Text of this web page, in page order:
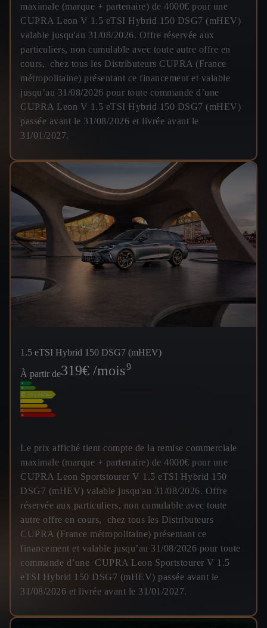
maximale (marque + partenaire) de 4000€ pour une
CUPRA Leon V 1.5 eTSI Hybrid 150 DSG7 (mHEV)
valable jusqu'au 31/08/2026. Offre réservée aux
particuliers, non cumulable avec toute autre offre en
cours, chez tous les Distributeurs CUPRA (France
métropolitaine) présentant ce financement et valable
jusqu’au 31/08/2026 pour toute commande d’une
CUPRA Leon V 1.5 eTSI Hybrid 150 DSG7 (mHEV)
passée avant le 31/08/2026 et livrée avant le
31/01/2027.
1.5 eTSI Hybrid 150 DSG7 (mHEV)
À partir de319€ /mois9
Le prix affiché tient compte de la remise commerciale
maximale (marque + partenaire) de 4000€ pour une
CUPRA Leon Sportstourer V 1.5 eTSI Hybrid 150
DSG7 (mHEV) valable jusqu'au 31/08/2026. Offre
réservée aux particuliers, non cumulable avec toute
autre offre en cours, chez tous les Distributeurs
CUPRA (France métropolitaine) présentant ce
financement et valable jusqu’au 31/08/2026 pour toute
commande d’une CUPRA Leon Sportstourer V 1.5
eTSI Hybrid 150 DSG7 (mHEV) passée avant le
31/08/2026 et livrée avant le 31/01/2027.